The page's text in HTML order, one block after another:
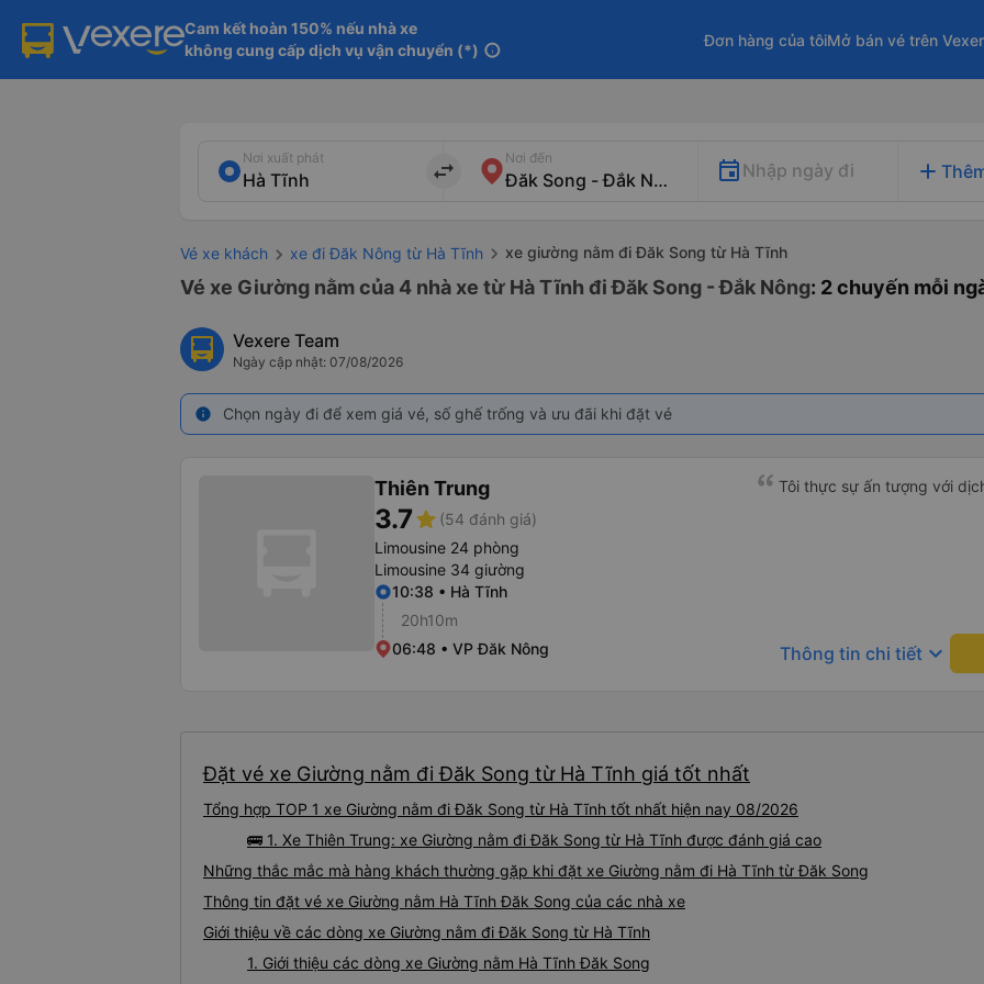
Cam kết hoàn 150% nếu nhà xe
không cung cấp dịch vụ vận chuyển (*) info
Đơn hàng của tôiMở bán vé trên
Nơi xuất phát
import_export
Nơi đến
Nhập ngày đi add
Vé xe khách xe đi Đăk Nông từ Hà Tĩnh xe giường nằm đi Đăk Song từ Hà Tĩnh
Vé xe Giường nằm của 4 nhà xe từ Hà Tĩnh đi Đăk Song - Đắk Nông: 2 chuyến mỗi
Vexere Team
Ngày cập nhật: 07/08/2026
info Chọn ngày đi để xem giá vé, số ghế trống và ưu đãi khi đặt vé
Thiên Trung
3.7star (54 đánh giá)
Limousine 24 phòng
Limousine 34 giường
10:38 • Hà Tĩnh
20h10m
06:48 • VP Đăk Nông
Tôi thực sự ấn tượng với
Thông tin chi tiết keyboard_arrow_down
Đặt vé xe Giường nằm đi Đăk Song từ Hà Tĩnh giá tốt nhất
Tổng hợp TOP 1 xe Giường nằm đi Đăk Song từ Hà Tĩnh tốt nhất hiện nay 08/2026
🚌 1. Xe Thiên Trung: xe Giường nằm đi Đăk Song từ Hà Tĩnh được đánh giá cao
Những thắc mắc mà hàng khách thường gặp khi đặt xe Giường nằm đi Hà Tĩnh từ Đăk Song
Thông tin đặt vé xe Giường nằm Hà Tĩnh Đăk Song của các nhà xe
Giới thiệu về các dòng xe Giường nằm đi Đăk Song từ Hà Tĩnh
1. Giới thiệu các dòng xe Giường nằm Hà Tĩnh Đăk Song